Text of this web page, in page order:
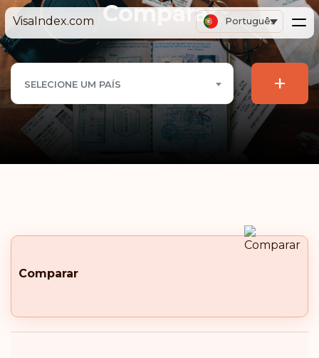
VisaIndex.com Português
Comparar
SELECIONE UM PAÍS +
Comparar